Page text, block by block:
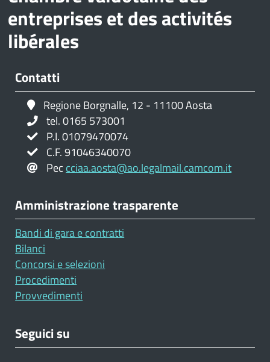
entreprises et des activités
libérales
Contatti
Regione Borgnalle, 12 - 11100 Aosta
tel. 0165 573001
P.I. 01079470074
C.F. 91046340070
Pec cciaa.aosta@ao.legalmail.camcom.it
Amministrazione trasparente
Bandi di gara e contratti
Bilanci
Concorsi e selezioni
Procedimenti
Provvedimenti
Seguici su